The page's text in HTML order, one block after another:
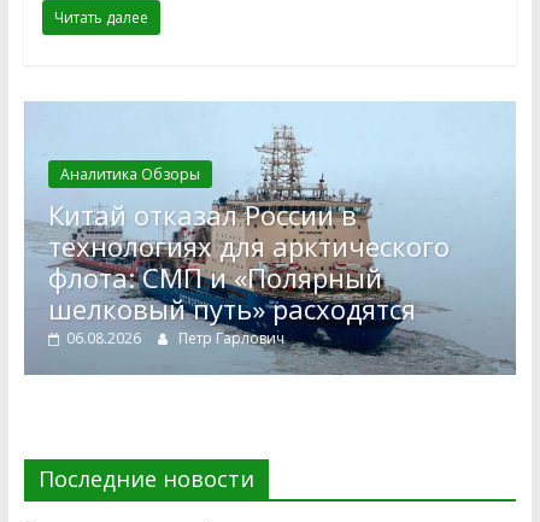
Читать далее
Аналитика Обзоры
Китай отказал России в
технологиях для арктического
флота: СМП и «Полярный
шелковый путь» расходятся
06.08.2026 Петр Гарлович
Последние новости